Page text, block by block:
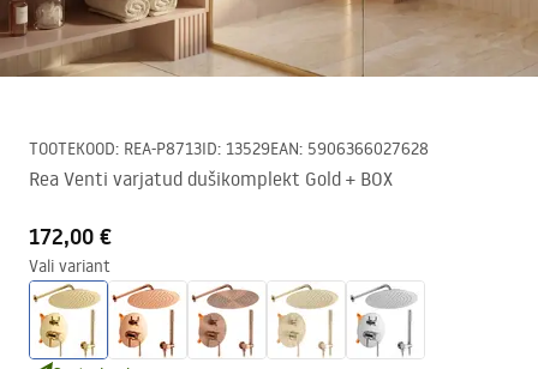
TOOTEKOOD: REA-P8713ID: 13529EAN: 5906366027628
Rea Venti varjatud dušikomplekt Gold + BOX
172,00 €
Vali variant